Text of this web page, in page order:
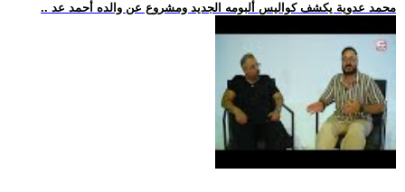
.. محمد عدوية يكشف كواليس ألبومه الجديد ومشروع عن والده أحمد عد